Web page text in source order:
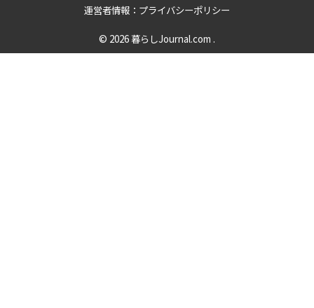
運営者情報：プライバシーポリシー
© 2026 暮らしJournal.com .